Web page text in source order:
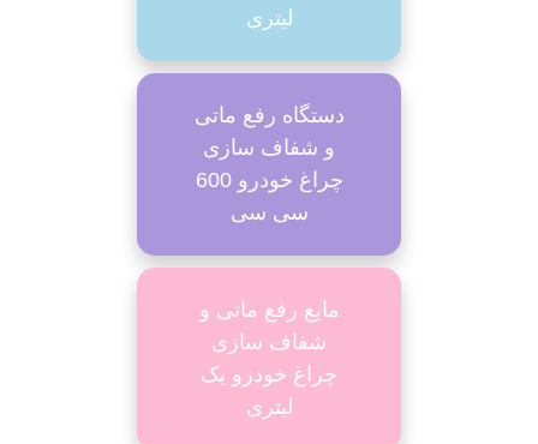
لیتری
دستگاه رفع ماتی
و شفاف سازی
چراغ خودرو 600
سی سی
مایع رفع ماتی و
شفاف سازی
چراغ خودرو یک
لیتری